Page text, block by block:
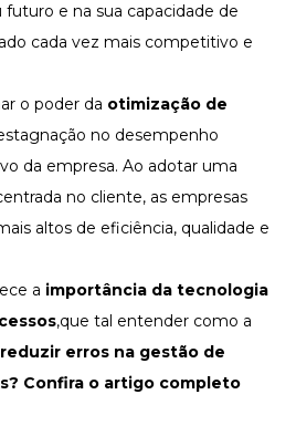
e na sua capacidade de
cada vez mais competitivo e
o poder da otimização de
no desempenho
da empresa. Ao adotar uma
no cliente, as empresas
altos de eficiência, qualidade e
a importância da tecnologia
,que tal entender como a
erros na gestão de
Confira o artigo completo